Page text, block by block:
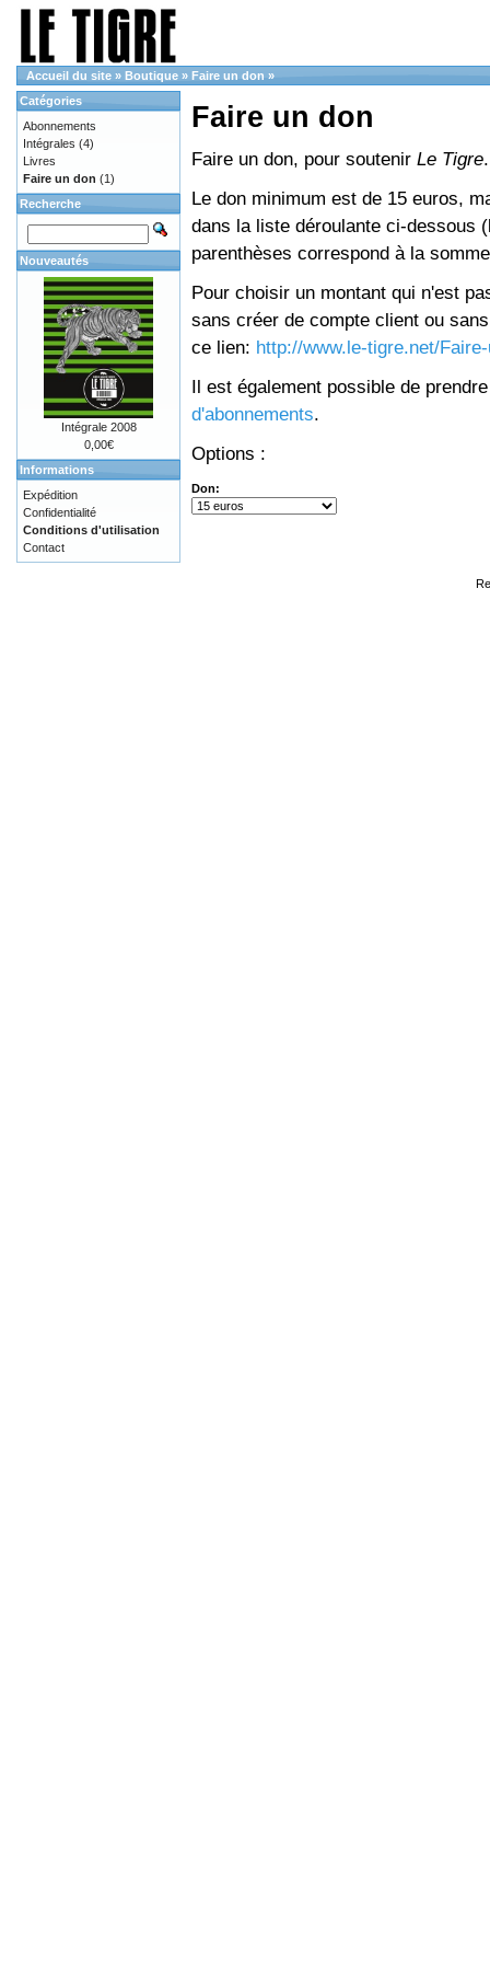
Accueil du site » Boutique » Faire un don »
Faire un don
Faire un don, pour soutenir Le Tigre.
Le don minimum est de 15 euros,
dans la liste déroulante ci-dessous
parenthèses correspond à la
Pour choisir un montant qui n'est
sans créer de compte client ou
ce lien: http://www.le-tigre.net/
Il est également possible de
d'abonnements.
Options :
Don:
Catégories
Abonnements
Intégrales (4)
Livres
Faire un don (1)
Recherche
Nouveautés
Intégrale 2008
0,00€
Informations
Expédition
Confidentialité
Conditions d'utilisation
Contact